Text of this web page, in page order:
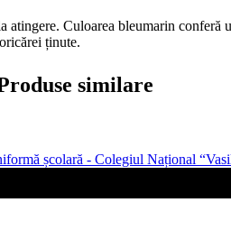
atingere. Culoarea bleumarin
ținute.
similare